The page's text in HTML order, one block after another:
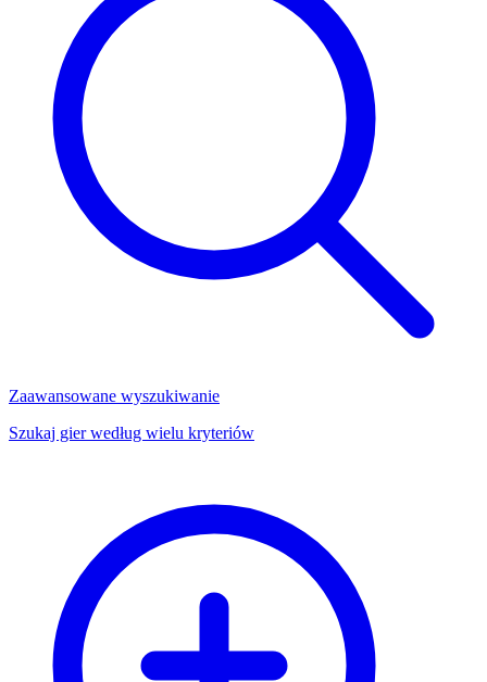
Zaawansowane wyszukiwanie
Szukaj gier według wielu kryteriów